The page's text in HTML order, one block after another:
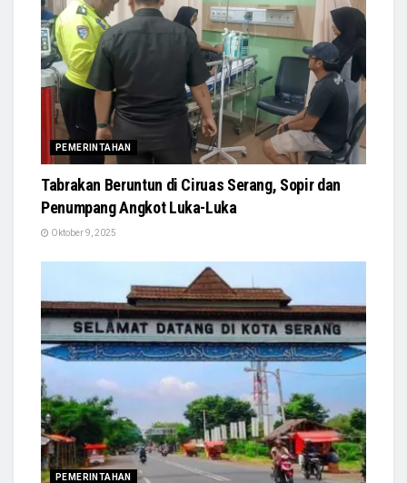
PEMERINTAHAN
Tabrakan Beruntun di Ciruas Serang, Sopir dan
Penumpang Angkot Luka-Luka
Oktober 9, 2025
PEMERINTAHAN